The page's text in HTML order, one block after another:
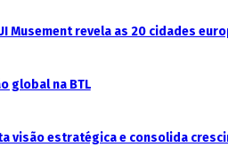
Musement revela as 20 cidades
global na BTL
visão estratégica e consolida